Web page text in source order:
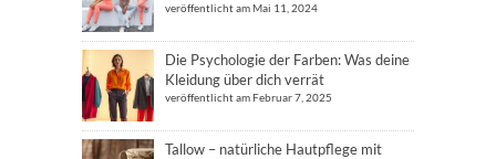
veröffentlicht am Mai 11, 2024
Die Psychologie der Farben: Was deine
Kleidung über dich verrät
veröffentlicht am Februar 7, 2025
Tallow – natürliche Hautpflege mit